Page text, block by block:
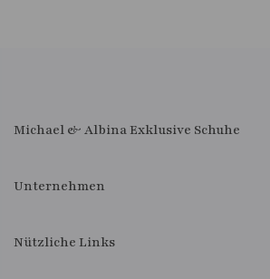
Michael & Albina Exklusive Schuhe
Unternehmen
Nützliche Links